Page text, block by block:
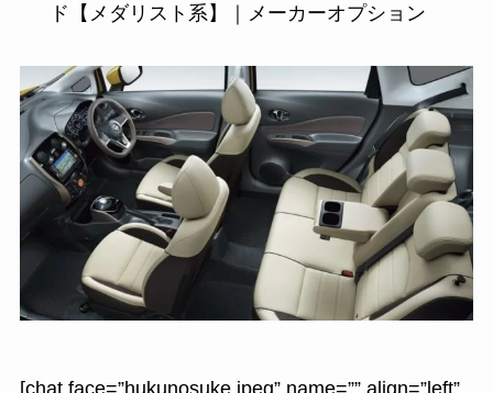
ド【メダリスト系】｜メーカーオプション